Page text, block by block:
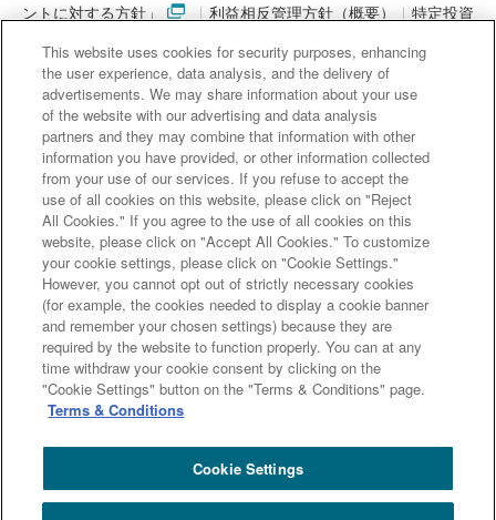
ントに対する方針」
利益相反管理方針（概要）
特定投資
家制度に関する期限日
電子決済等代行業者との連携について
「マネー・ローンダリング及びテロ資金供与対策に関するガイド
ライン」を踏まえた取り組み
アクセシビリティについて
契約代理業・銀行代理業・外国銀行代理業務について
金銭債権
等と預金等との誤認防止について
三井住友信託銀行株式会社
金融機関コード : 0294
登録金融機関 関東財務局長（登金）第649号
加入協会： 日本証券業協会、一般社団法人 資産運用業協会、
一般社団法人 金融先物取引業協会
This website uses cookies for security purposes, enhancing
the user experience, data analysis, and the delivery of
advertisements. We may share information about your use
of the website with our advertising and data analysis
partners and they may combine that information with other
information you have provided, or other information collected
from your use of our services. If you refuse to accept the
use of all cookies on this website, please click on "Reject
All Cookies." If you agree to the use of all cookies on this
website, please click on "Accept All Cookies." To customize
your cookie settings, please click on "Cookie Settings."
However, you cannot opt out of strictly necessary cookies
(for example, the cookies needed to display a cookie banner
and remember your chosen settings) because they are
required by the website to function properly. You can at any
time withdraw your cookie consent by clicking on the
"Cookie Settings" button on the "Terms & Conditions" page.
Terms & Conditions
Cookie Settings